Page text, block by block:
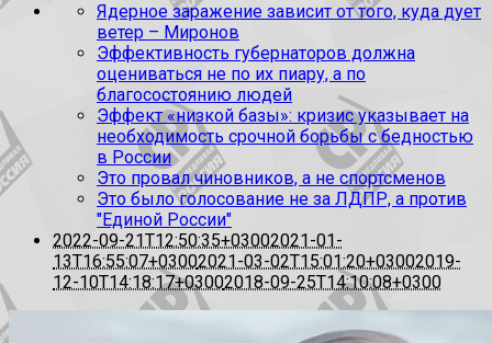
Ядерное заражение зависит от того, куда дует
ветер – Миронов
Эффективность губернаторов должна
оцениваться не по их пиару, а по
благосостоянию людей
Эффект «низкой базы»: кризис указывает на
необходимость срочной борьбы с бедностью
в России
Это провал чиновников, а не спортсменов
Это было голосование не за ЛДПР, а против
"Единой России"
2022-09-21T12:50:35+03002021-01-
13T16:55:07+03002021-03-02T15:01:20+03002019-
12-10T14:18:17+03002018-09-25T14:10:08+0300